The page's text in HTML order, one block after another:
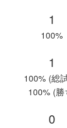
1
100%
1
100% (総
100% (勝
0